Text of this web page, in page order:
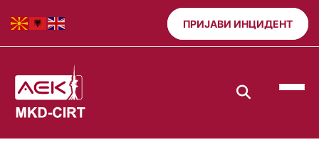
ПРИЈАВИ ИНЦИДЕНТ